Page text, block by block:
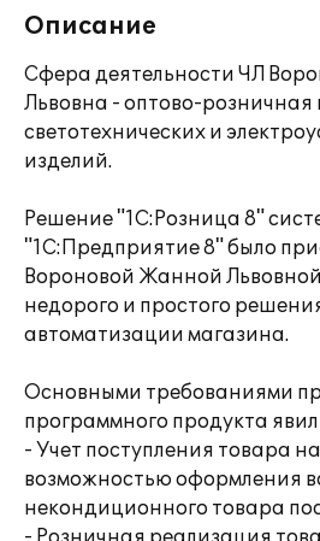
Описание
Сфера деятельности ЧЛ
Львовна - оптово-
светотехнических и
изделий.
Решение "1С:Розница 8"
"1С:Предприятие 8" было
Вороновой Жанной Львовной
недорого и простого
автоматизации магазина.
Основными требованиями
программного продукта
- Учет поступления товара
возможностью оформления
некондиционного товара